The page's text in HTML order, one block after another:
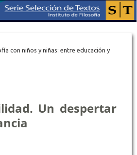
con niños y niñas: entre educación y
Un despertar